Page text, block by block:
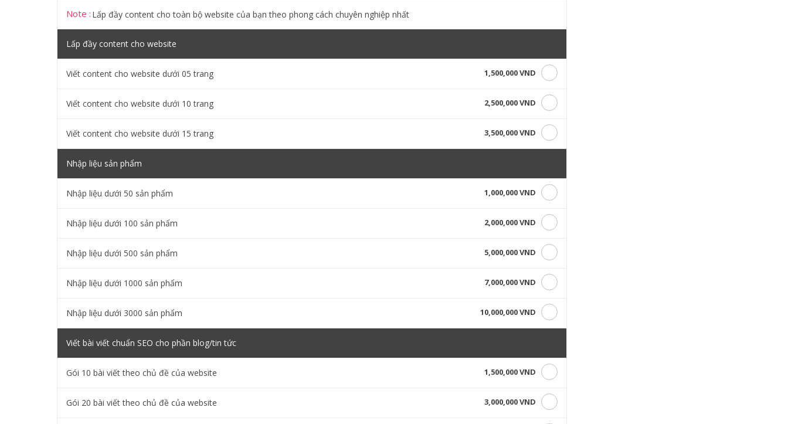
Note : Lấp đầy content cho toàn bộ website của bạn theo phong cách chuyên nghiệp nhất
Lấp đầy content cho website
Viết content cho website dưới 05 trang 1,500,000 VND
Viết content cho website dưới 10 trang 2,500,000 VND
Viết content cho website dưới 15 trang 3,500,000 VND
Nhập liệu sản phẩm
Nhập liệu dưới 50 sản phẩm 1,000,000 VND
Nhập liệu dưới 100 sản phẩm 2,000,000 VND
Nhập liệu dưới 500 sản phẩm 5,000,000 VND
Nhập liệu dưới 1000 sản phẩm 7,000,000 VND
Nhập liệu dưới 3000 sản phẩm 10,000,000 VND
Viết bài viết chuẩn SEO cho phần blog/tin tức
Gói 10 bài viết theo chủ đề của website 1,500,000 VND
Gói 20 bài viết theo chủ đề của website 3,000,000 VND